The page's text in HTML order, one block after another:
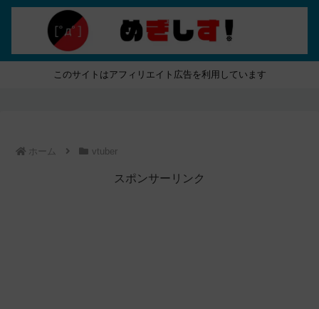
このサイトはアフィリエイト広告を利用しています
ホーム vtuber
スポンサーリンク